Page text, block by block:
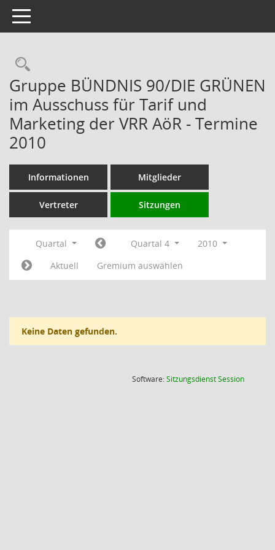
Toggle navigation
Rechercheauswahl
Gruppe BÜNDNIS 90/DIE GRÜNEN
im Ausschuss für Tarif und
Marketing der VRR AöR - Termine
2010
Informationen Mitglieder
Vertreter Sitzungen
Quartal Quartal 4
2010
Aktuell
Gremium auswählen
Keine Daten gefunden.
Software:SitzungsdienstSession(Wird in